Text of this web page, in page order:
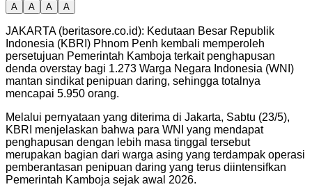
A A A A
JAKARTA (beritasore.co.id): Kedutaan Besar Republik
Indonesia (KBRI) Phnom Penh kembali memperoleh
persetujuan Pemerintah Kamboja terkait penghapusan
denda overstay bagi 1.273 Warga Negara Indonesia (WNI)
mantan sindikat penipuan daring, sehingga totalnya
mencapai 5.950 orang.
Melalui pernyataan yang diterima di Jakarta, Sabtu (23/5),
KBRI menjelaskan bahwa para WNI yang mendapat
penghapusan dengan lebih masa tinggal tersebut
merupakan bagian dari warga asing yang terdampak operasi
pemberantasan penipuan daring yang terus diintensifkan
Pemerintah Kamboja sejak awal 2026.